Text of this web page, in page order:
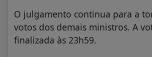
O julgamento continua para a
votos dos demais ministros. A
finalizada às 23h59.